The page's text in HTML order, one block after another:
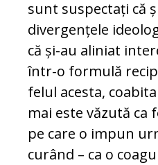
sunt suspectați că
divergențele
că și-au aliniat
într-o formulă
felul acesta,
mai este văzută ca
pe care o impun
curând – ca o